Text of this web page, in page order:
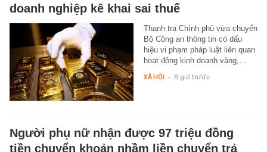
doanh nghiệp kê khai sai thuế
Thanh tra Chính phủ vừa chuyển
Bộ Công an thông tin có dấu
hiệu vi phạm pháp luật liên quan
hoạt động kinh doanh vàng,…
XÃ HỘI - 6 giờ trước
Người phụ nữ nhận được 97 triệu đồng
tiền chuyển khoản nhầm liền chuyển trả